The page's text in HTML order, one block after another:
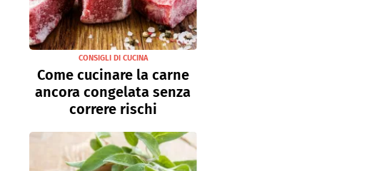
CONSIGLI DI CUCINA
Come cucinare la carne
ancora congelata senza
correre rischi